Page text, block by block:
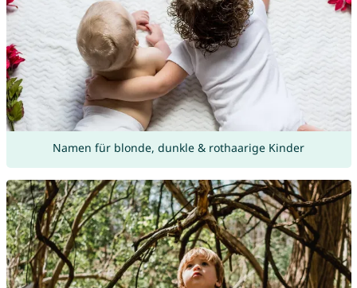
Namen für blonde, dunkle & rothaarige Kinder